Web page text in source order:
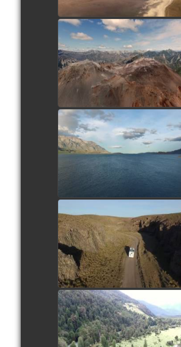
Le volcan Chaiten
watch video
Bivouac à Fachinal
watch video
Canyon de Puerto Deseado
watch video
Bivouac à Villa Vanguardia
watch video